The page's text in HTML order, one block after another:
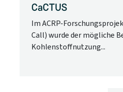
CaCTUS
Im ACRP-
Call) wurde der mögliche
Kohlenstoffnutzung...